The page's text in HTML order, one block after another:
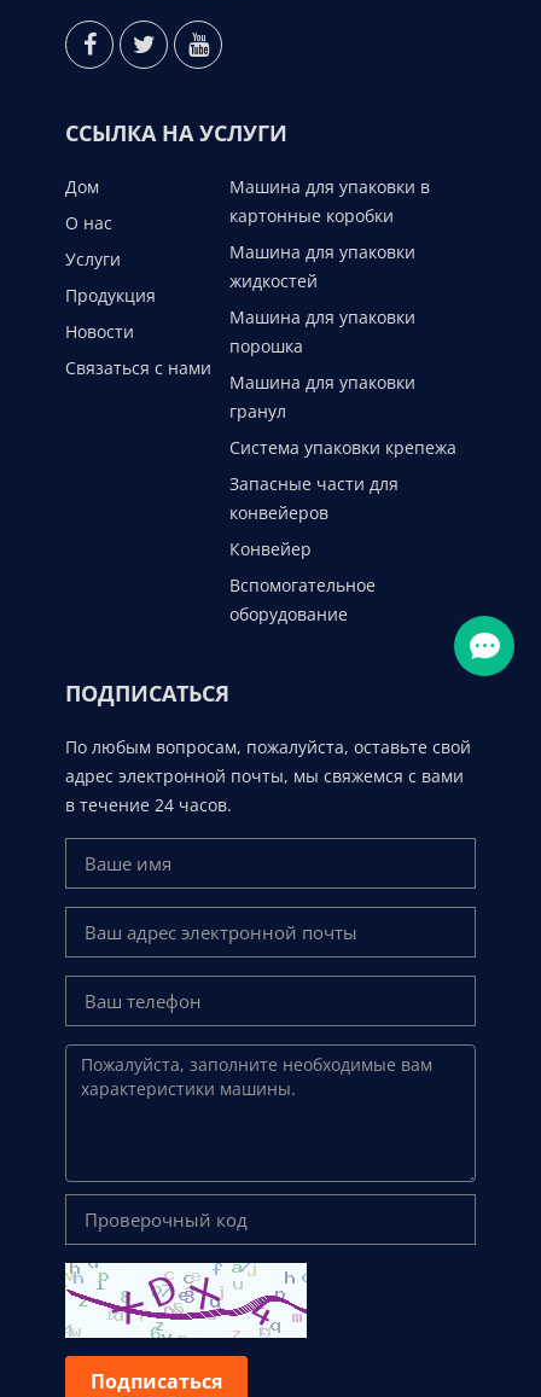
ССЫЛКА НА УСЛУГИ
Дом
О нас
Услуги
Продукция
Новости
Связаться с нами
Машина для упаковки в
картонные коробки
Машина для упаковки
жидкостей
Машина для упаковки
порошка
Машина для упаковки
гранул
Система упаковки крепежа
Запасные части для
конвейеров
Конвейер
Вспомогательное
оборудование
ПОДПИСАТЬСЯ
По любым вопросам, пожалуйста, оставьте свой
адрес электронной почты, мы свяжемся с вами
в течение 24 часов.
Подписаться